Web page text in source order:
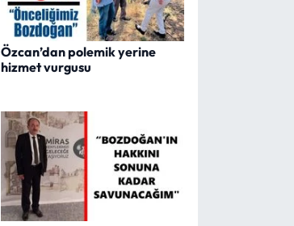
Özcan’dan polemik yerine
hizmet vurgusu